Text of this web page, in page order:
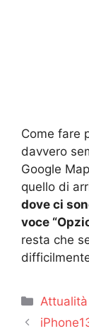
Come fare
davvero
Google
quello di
dove ci
voce
resta che
Categorie
Attualità